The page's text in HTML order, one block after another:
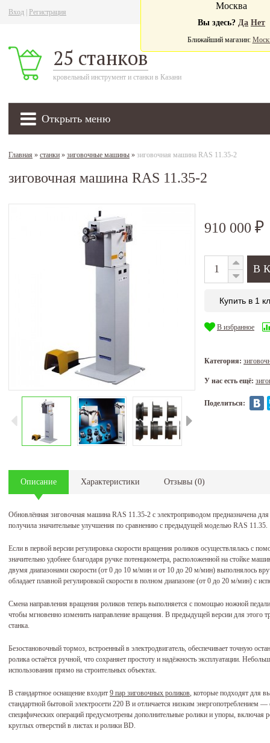
Вход Регистрация
25 станков
кровельный инструмент и станки в Казани
Открыть меню
Москва
Вы здесь? Да Нет
Ближайший магазин:
Главная » станки » зиговочные машины » зиговочная машина RAS 11.35-2
зиговочная машина RAS 11.35-2
910 000 ₽
Купить в 1
В избранное
Категория:
У нас есть ещё:
Поделиться:
Описание Характеристики Отзывы (0)
Обновлённая зиговочная машина RAS 11.35-2 с электроприводом предназначена
получила значительные улучшения по сравнению с предыдущей моделью RAS 11.35.
Если в первой версии регулировка скорости вращения роликов осуществлялась с
значительно удобнее благодаря ручке потенциометра, расположенной на стойке
двумя диапазонами скорости (от 0 до 10 м/мин и от 10 до 20 м/мин) выполнялось
обладает плавной регулировкой скорости в полном диапазоне (от 0 до 20 м/мин) с
Смена направления вращения роликов теперь выполняется с помощью ножной
чтобы мгновенно изменить направление вращения. В предыдущей версии для этого
станка.
Безостановочный тормоз, встроенный в электродвигатель, обеспечивает точную
ролика остаётся ручной, что сохраняет простоту и надёжность эксплуатации.
использования прямо на строительных объектах.
В стандартное оснащение входит 9 пар зиговочных роликов , которые подходят для
стандартной бытовой электросети 220 В и отличается низким энергопотреблением
специфических операций предусмотрены дополнительные ролики и упоры, включая
круглых отверстий в листах и ролики BD.